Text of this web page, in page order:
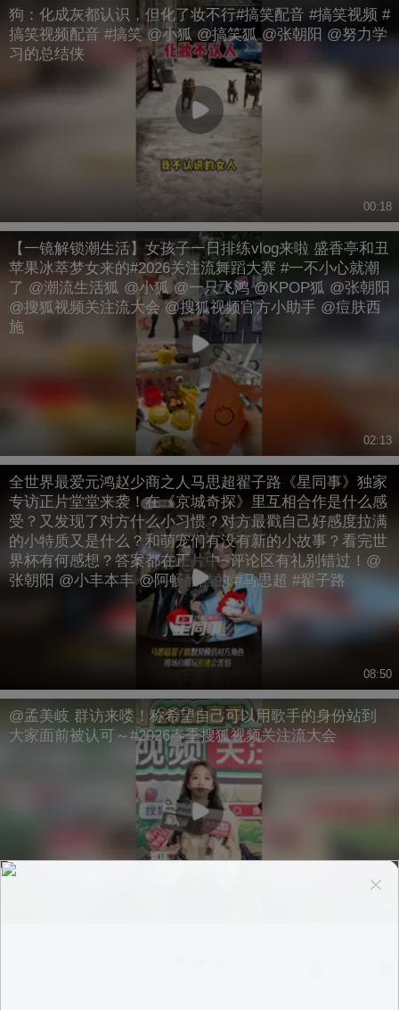
狗：化成灰都认识，但化了妆不行#搞笑配音 #搞笑视频 #
搞笑视频配音 #搞笑 @小狐 @搞笑狐 @张朝阳 @努力学
习的总结侠
00:18
【一镜解锁潮生活】女孩子一日排练vlog来啦 盛香亭和丑
苹果冰萃梦女来的#2026关注流舞蹈大赛 #一不小心就潮
了 @潮流生活狐 @小狐 @一只飞鸿 @KPOP狐 @张朝阳
@搜狐视频关注流大会 @搜狐视频官方小助手 @痘肤西
施
02:13
全世界最爱元鸿赵少商之人马思超翟子路《星同事》独家
专访正片堂堂来袭！在《京城奇探》里互相合作是什么感
受？又发现了对方什么小习惯？对方最戳自己好感度拉满
的小特质又是什么？和萌宠们有没有新的小故事？看完世
界杯有何感想？答案都在正片中~评论区有礼别错过！@
张朝阳 @小丰本丰 @阿畅酷酷的 #马思超 #翟子路
08:50
@孟美岐 群访来喽！称希望自己可以用歌手的身份站到
大家面前被认可～#2026春季搜狐视频关注流大会